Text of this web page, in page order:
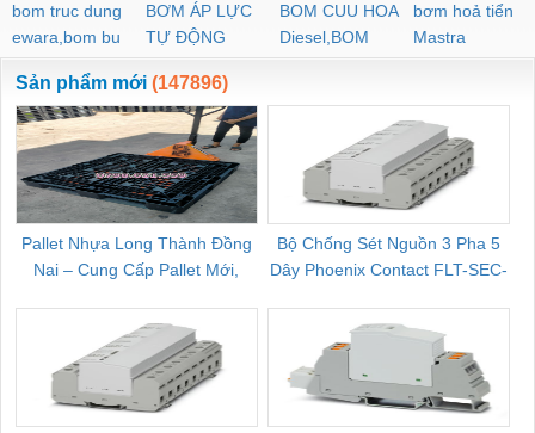
bom truc dung
ewara,bom bu
ewara
BƠM ÁP LỰC
TỰ ĐỘNG
BOM CUU HOA
Diesel,BOM
CHUA CHAY
bơm hoả tiển
Mastra
Sản phẩm mới (147896)
Pallet Nhựa Long Thành Đồng
Nai – Cung Cấp Pallet Mới,
Bộ Chống Sét Nguồn 3 Pha 5
Dây Phoenix Contact FLT-SEC-